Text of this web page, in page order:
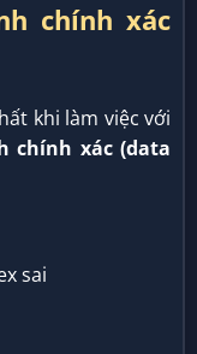
chính xác
khi làm việc với
chính xác (data
sai